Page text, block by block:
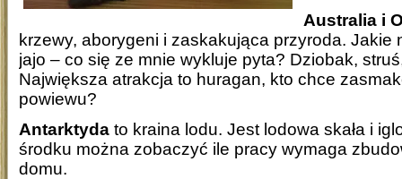
Australia i
krzewy, aborygeni i zaskakująca przyroda. Jakie
jajo – co się ze mnie wykluje pyta? Dziobak,
Największa atrakcja to huragan, kto chce
powiewu?
Antarktyda to kraina lodu. Jest lodowa skała i
środku można zobaczyć ile pracy wymaga
domu.